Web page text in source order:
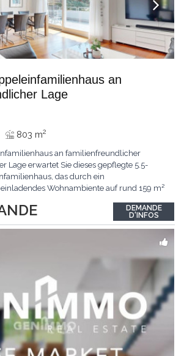
an
Lage
803 m2
an familienfreundlicher
Lage erwartet Sie dieses gepflegte 5.5-
das durch ein
Wohnambiente auf rund 159 m²
hervorragenden Zustand und vereint
perfekt mit nachhaltiger
DEMANDE
D'INFOS